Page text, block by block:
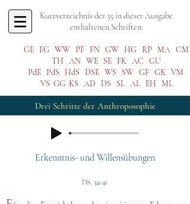
Kurzverzeichnis der 35 in dieser Ausgabe
enthaltenen Schriften:
GE EG WW PF FN GW HG RP MA CM
TH AN WE SE FK AC GU
PdE
PdS HdS DSE WS SW GF GK VM
VS GG KS AD DS SL AL EH ML
Drei Schritte der Anthroposophie
Erkenntnis- und Willensübungen
DS, 34-41